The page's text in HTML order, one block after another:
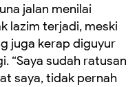
jalan menilai
lazim terjadi, meski
juga kerap diguyur
“Saya sudah ratusan
saya, tidak pernah